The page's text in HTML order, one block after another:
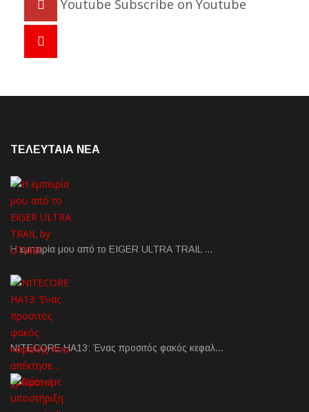
Youtube Subscribe on Youtube
ΤΕΛΕΥΤΑΙΑ NEA
Η εμπειρία μου από το EIGER ULTRA TRAIL …
NITECORE HA13: Ένας προσιτός φακός κεφαλ…